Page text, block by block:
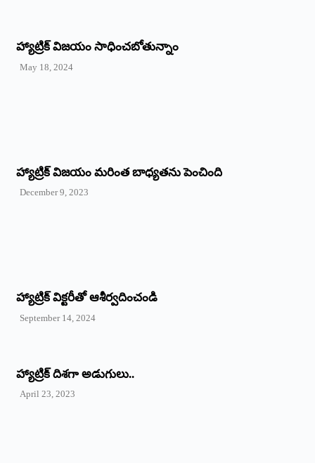
హ్యాట్రిక్‌ విజయం సాధించబోతున్నాం
May 18, 2024
హ్యాట్రిక్ విజయం మరింత బాధ్యతను పెంచింది
December 9, 2023
హ్యాట్రిక్‌ ‌విక్టరీతో ఆశీర్వదించండి
September 14, 2024
‌హ్యాట్రిక్‌ ‌దిశగా అడుగులు..
April 23, 2023